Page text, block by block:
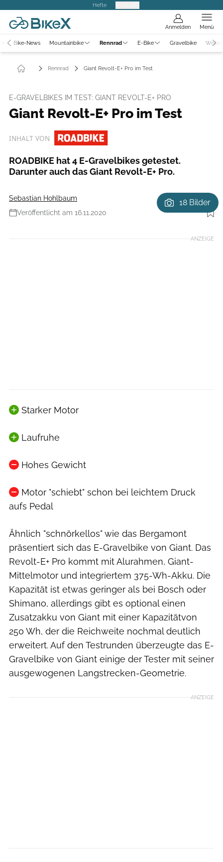
Hefte
Anmelden Menü
Bike-News Mountainbike Rennrad E-Bike Gravelbike
Rennrad Giant Revolt-E+ Pro im Test
E-GRAVELBIKES IM TEST: GIANT REVOLT-E+ PRO
Giant Revolt-E+ Pro im Test
INHALT VON
ROADBIKE hat 4 E-Gravelbikes getestet.
Darunter auch das Giant Revolt-E+ Pro.
Sebastian Hohlbaum
Veröffentlicht am 16.11.2020
Foto: Giant
18 Bilder
ANZEIGE
Starker Motor
Laufruhe
Hohes Gewicht
Motor "schiebt" schon bei leichtem Druck
aufs Pedal
Ähnlich "schnörkellos" wie das Bergamont
präsentiert sich das E-Gravelbike von Giant. Das
Revolt-E+ Pro kommt mit Alurahmen, Giant-
Mittelmotor und integriertem 375-Wh-Akku. Die
Kapazität ist etwas geringer als bei Bosch oder
Shimano, allerdings gibt es optional einen
Zusatzakku von Giant mit einer Kapazitätvon
250 Wh, der die Reichweite nochmal deutlich
erweitert. Auf den Testrunden überzeugte das E-
Gravelbike von Giant einige der Tester mit seiner
ausgewogenen Langstrecken-Geometrie.
ANZEIGE